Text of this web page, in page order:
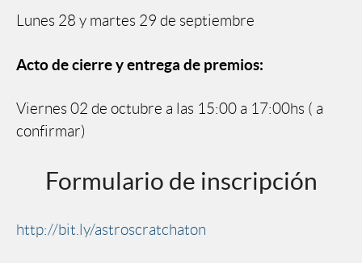
Lunes 28 y martes 29 de septiembre
Acto de cierre y entrega de premios:
Viernes 02 de octubre a las 15:00 a 17:00hs ( a
confirmar)
Formulario de inscripción
http://bit.ly/astroscratchaton